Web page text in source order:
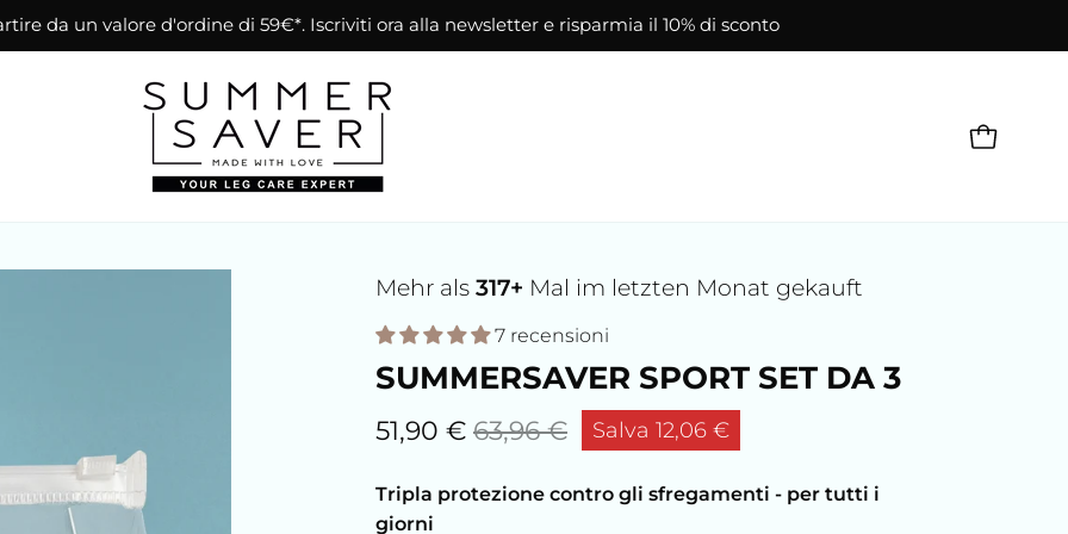
da un valore d'ordine di 59€*. Iscriviti ora alla newsletter e risparmia il 10% di sconto
APRI
Mehr als 317+ Mal im letzten Monat gekauft
7 recensioni
SUMMERSAVER SPORT SET DA 3
51,90 € 63,96 € Salva 12,06 €
Tripla protezione contro gli sfregamenti - per tutti i
giorni